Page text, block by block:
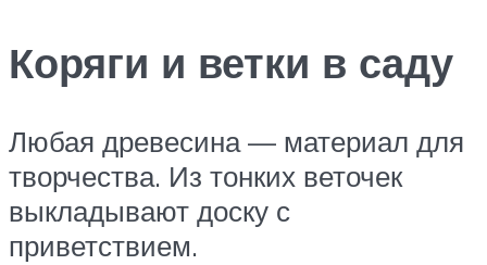
Коряги и ветки в саду
Любая древесина — материал для
творчества. Из тонких веточек
выкладывают доску с
приветствием.